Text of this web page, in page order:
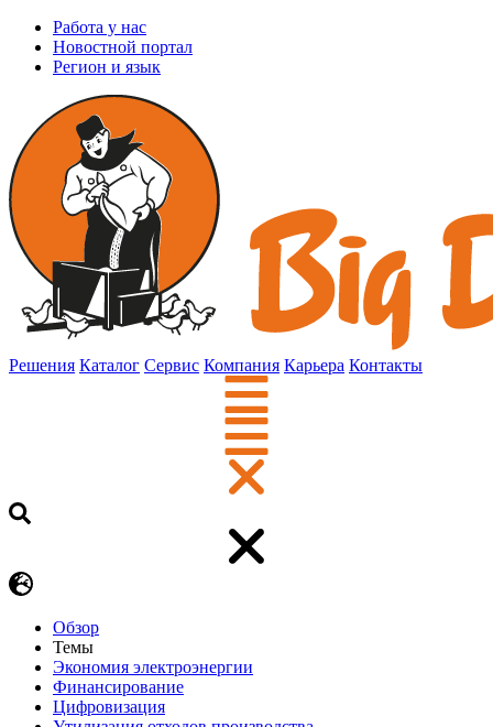
Работа у нас
Новостной портал
Регион и язык
Решения Каталог Сервис Компания Карьера Контакты
Обзор
Темы
Экономия электроэнергии
Финансирование
Цифровизация